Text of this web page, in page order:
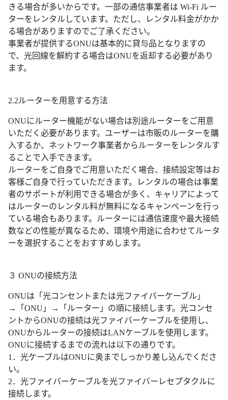
きる場合が多いからです。一部の通信事業者は Wi-Fi ルー
ターをレンタルしています。ただし、レンタル料金がかか
る場合がありますのでご了承ください。
事業者が提供するONUは基本的に貸与品となりますの
で、光回線を解約する場合はONUを返却する必要があり
ます。
2.2ルーターを用意する方法
ONUにルーター機能がない場合は別途ルーターをご用意
いただく必要があります。ユーザーは市販のルーターを購
入するか、ネットワーク事業者からルーターをレンタルす
ることで入手できます。
ルーターをご自身でご用意いただく場合、接続設定等はお
客様ご自身で行っていただきます。レンタルの場合は事業
者のサポートが利用できる場合が多く、キャリアによって
はルーターのレンタル料が無料になるキャンペーンを行っ
ている場合もあります。ルーターには通信速度や最大接続
数などの性能が異なるため、環境や用途に合わせてルータ
ーを選択することをおすすめします。
３ ONUの接続方法
ONUは「光コンセントまたは光ファイバーケーブル」
→「ONU」→「ルーター」の順に接続します。光コンセ
ントからONUの接続は光ファイバーケーブルを使用し、
ONUからルーターの接続はLANケーブルを使用します。
ONUに接続するまでの流れは以下の通りです。
1．光ケーブルはONUに奥までしっかり差し込んでくださ
い。
2．光ファイバーケーブルを光ファイバーレセプタクルに
接続します。